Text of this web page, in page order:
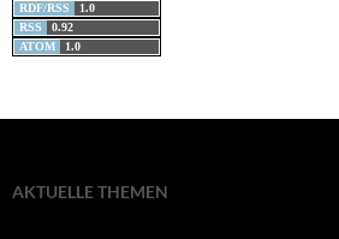
RDF/RSS
1.0
RSS
0.92
ATOM
1.0
AKTUELLE THEMEN